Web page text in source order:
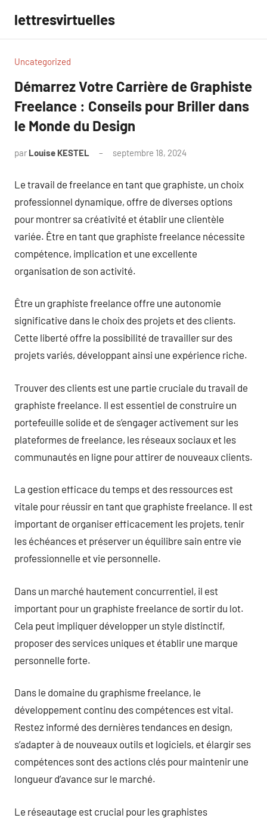
contenu
lettresvirtuelles
Uncategorized
Démarrez Votre Carrière de Graphiste
Freelance : Conseils pour Briller dans
le Monde du Design
par Louise KESTEL septembre 18, 2024
Le travail de freelance en tant que graphiste, un choix
professionnel dynamique, offre de diverses options
pour montrer sa créativité et établir une clientèle
variée. Être en tant que graphiste freelance nécessite
compétence, implication et une excellente
organisation de son activité.
Être un graphiste freelance offre une autonomie
significative dans le choix des projets et des clients.
Cette liberté offre la possibilité de travailler sur des
projets variés, développant ainsi une expérience riche.
Trouver des clients est une partie cruciale du travail de
graphiste freelance. Il est essentiel de construire un
portefeuille solide et de s’engager activement sur les
plateformes de freelance, les réseaux sociaux et les
communautés en ligne pour attirer de nouveaux clients.
La gestion efficace du temps et des ressources est
vitale pour réussir en tant que graphiste freelance. Il est
important de organiser efficacement les projets, tenir
les échéances et préserver un équilibre sain entre vie
professionnelle et vie personnelle.
Dans un marché hautement concurrentiel, il est
important pour un graphiste freelance de sortir du lot.
Cela peut impliquer développer un style distinctif,
proposer des services uniques et établir une marque
personnelle forte.
Dans le domaine du graphisme freelance, le
développement continu des compétences est vital.
Restez informé des dernières tendances en design,
s’adapter à de nouveaux outils et logiciels, et élargir ses
compétences sont des actions clés pour maintenir une
longueur d’avance sur le marché.
Le réseautage est crucial pour les graphistes